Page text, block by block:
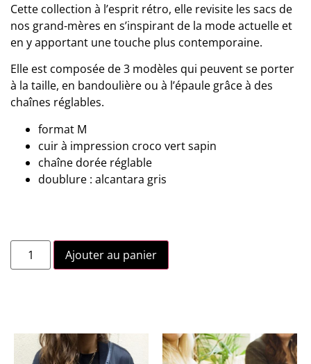
Cette collection à l’esprit rétro, elle revisite les sacs de
nos grand-mères en s’inspirant de la mode actuelle et
en y apportant une touche plus contemporaine.
Elle est composée de 3 modèles qui peuvent se porter
à la taille, en bandoulière ou à l’épaule grâce à des
chaînes réglables.
format M
cuir à impression croco vert sapin
chaîne dorée réglable
doublure : alcantara gris
Ajouter au panier